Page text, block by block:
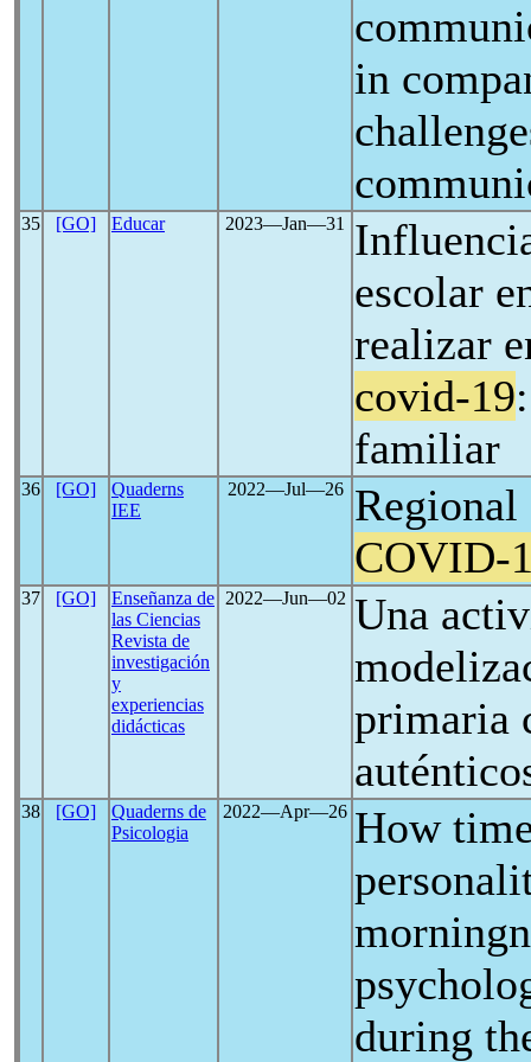
in
35 [GO] Educar 2023―Jan―31
escolar
realizar
covid-19
familiar
36 [GO]
Quaderns
IEE
2022―Jul―26
Regional
COVID-
37 [GO]
Enseñanza de
las Ciencias
Revista de
investigación
y
experiencias
didácticas
2022―Jun―02 Una
primaria
38 [GO]
Quaderns de
Psicologia
2022―Apr―26 How
during